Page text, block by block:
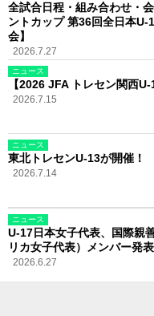
全試合日程・組み合わせ・
ントカップ 第36回全日本U-
会】
2026.7.27
ニュース
【2026 JFA トレセン関西
2026.7.15
ニュース
東北トレセンU-13が開催！
2026.7.14
ニュース
U-17日本女子代表、国際親
リカ女子代表）メンバー発表
2026.6.27